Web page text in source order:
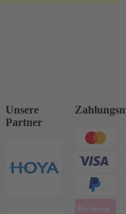
Unsere
Partner